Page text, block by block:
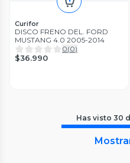
Curifor
DISCO FRENO DEL. FORD
MUSTANG 4.0 2005-2014
0(0)
$36.990
Has visto 30